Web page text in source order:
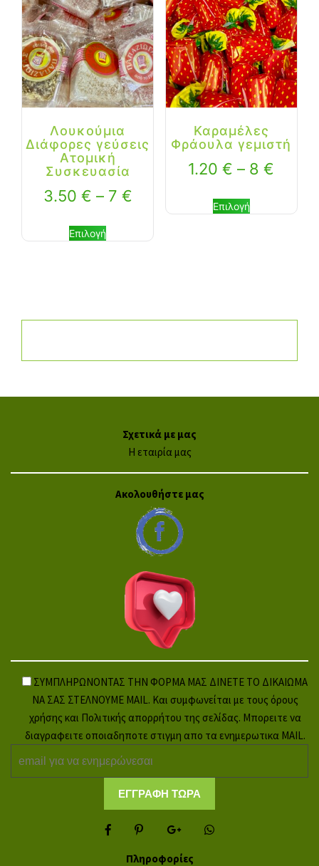
Λουκούμια
Διάφορες γεύσεις
Ατομική
Συσκευασία
3.50 € – 7 €
Επιλογή
Καραμέλες
Φράουλα γεμιστή
1.20€ – 8€
Επιλογή
Σχετικά με μας
Η εταιρία μας
Ακολουθήστε μας
ΣΥΜΠΛΗΡΩΝΟΝΤΑΣ ΤΗΝ ΦΟΡΜΑ ΜΑΣ ΔΙΝΕΤΕ ΤΟ ΔΙΚΑΙΩΜΑ
ΝΑ ΣΑΣ ΣΤΕΛΝΟΥΜΕ MAIL. Και συμφωνείται με τους όρους
χρήσης και Πολιτικής απορρήτου της σελίδας. Μπορειτε να
διαγραφειτε οποιαδηποτε στιγμη απο τα ενημερωτικα MAIL.
Πληροφορίες